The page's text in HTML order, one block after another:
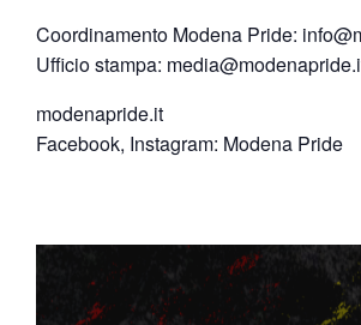
Coordinamento Modena Pride:
Ufficio stampa:
modenapride.it
Facebook, Instagram: Modena Pride